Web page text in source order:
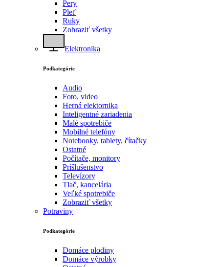
Pery
Pleť
Ruky
Zobraziť všetky
Elektronika
Podkategórie
Audio
Foto, video
Herná elektornika
Inteligentné zariadenia
Malé spotrebiče
Mobilné telefóny
Notebooky, tablety, čítačky
Ostatné
Počítače, monitory
Príšlušenstvo
Televízory
Tlač, kancelária
Veľké spotrebiče
Zobraziť všetky
Potraviny
Podkategórie
Domáce plodiny
Domáce výrobky